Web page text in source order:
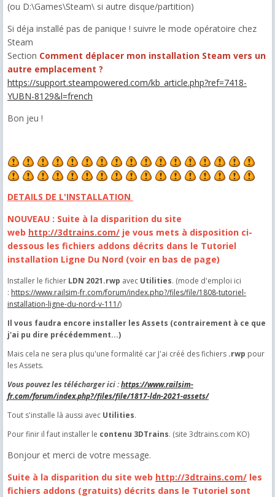
(ou D:\Games\Steam\ si autre disque/partition)
Si déja installé pas de panique ! suivre le mode opératoire chez
Steam
Section Comment déplacer mon installation Steam vers un
autre emplacement ?
https://support.steampowered.com/kb_article.php?ref=7418-
YUBN-8129&l=french
Bon jeu !
DETAILS DE L'INSTALLATION
NOUVEAU : Suite à la disparition du site
web http://3dtrains.com/ je vous mets à disposition ci-
dessous les fichiers addons décrits dans le Tutoriel
installation Ligne Du Nord (voir en bas de page)
Installer le fichier LDN 2021.rwp avec Utilities. (mode d'emploi ici
: https://www.railsim-fr.com/forum/index.php?/files/file/1808-tutoriel-
installation-ligne-du-nord-v-111/)
Il vous faudra encore installer les Assets (contrairement à ce que
j'ai pu dire précédemment...)
Mais cela ne sera plus qu'une formalité car J'ai créé des fichiers .rwp pour
les Assets.
Vous pouvez les télécharger ici :https://www.railsim-
fr.com/forum/index.php?/files/file/1817-ldn-2021-assets/
Tout s'installe là aussi avec Utilities.
Pour finir il faut installer le contenu 3DTrains. (site 3dtrains.com KO)
Bonjour et merci de votre message.
Suite à la disparition du site web http://3dtrains.com/ les
fichiers addons (gratuits) décrits dans le Tutoriel sont